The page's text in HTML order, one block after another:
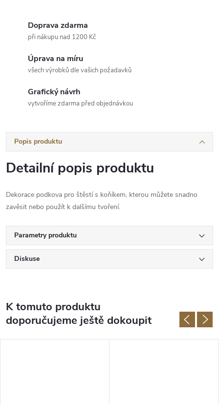
Doprava zdarma
při nákupu nad 1200 Kč
Úprava na míru
všech výrobků dle vašich požadavků
Grafický návrh
vytvoříme zdarma před objednávkou
Popis produktu
Detailní popis produktu
Dekorace podkova pro štěstí s koňíkem, kterou můžete snadno
zavěsit nebo použít k dalšímu tvoření.
Parametry produktu
Diskuse
K tomuto produktu
doporučujeme ještě dokoupit